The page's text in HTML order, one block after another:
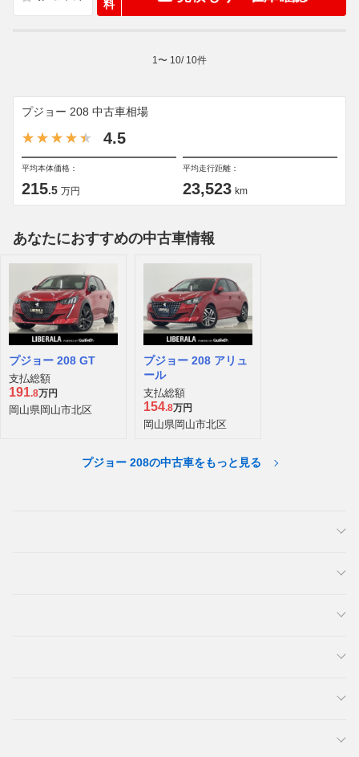
料
1 〜 10/ 10件
プジョー 208 中古車相場
4.5
平均本体価格：
215.5 万円
平均走行距離：
23,523 km
あなたにおすすめの中古車情報
プジョー 208 GT
支払総額
191.8万円
岡山県岡山市北区
プジョー 208 アリュ
ール
支払総額
154.8万円
岡山県岡山市北区
プジョー 208の中古車をもっと見る